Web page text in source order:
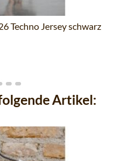
Techno Jersey schwarz
Artikel: